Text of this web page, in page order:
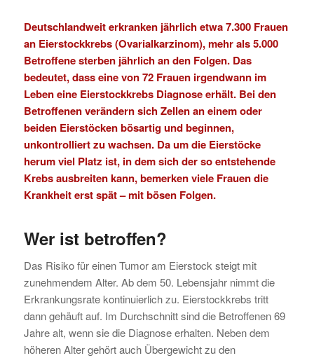
Deutschlandweit erkranken jährlich etwa 7.300 Frauen
an Eierstockkrebs (Ovarialkarzinom), mehr als 5.000
Betroffene sterben jährlich an den Folgen. Das
bedeutet, dass eine von 72 Frauen irgendwann im
Leben eine Eierstockkrebs Diagnose erhält. Bei den
Betroffenen verändern sich Zellen an einem oder
beiden Eierstöcken bösartig und beginnen,
unkontrolliert zu wachsen. Da um die Eierstöcke
herum viel Platz ist, in dem sich der so entstehende
Krebs ausbreiten kann, bemerken viele Frauen die
Krankheit erst spät – mit bösen Folgen.
Wer ist betroffen?
Das Risiko für einen Tumor am Eierstock steigt mit
zunehmendem Alter. Ab dem 50. Lebensjahr nimmt die
Erkrankungsrate kontinuierlich zu. Eierstockkrebs tritt
dann gehäuft auf. Im Durchschnitt sind die Betroffenen 69
Jahre alt, wenn sie die Diagnose erhalten. Neben dem
höheren Alter gehört auch Übergewicht zu den